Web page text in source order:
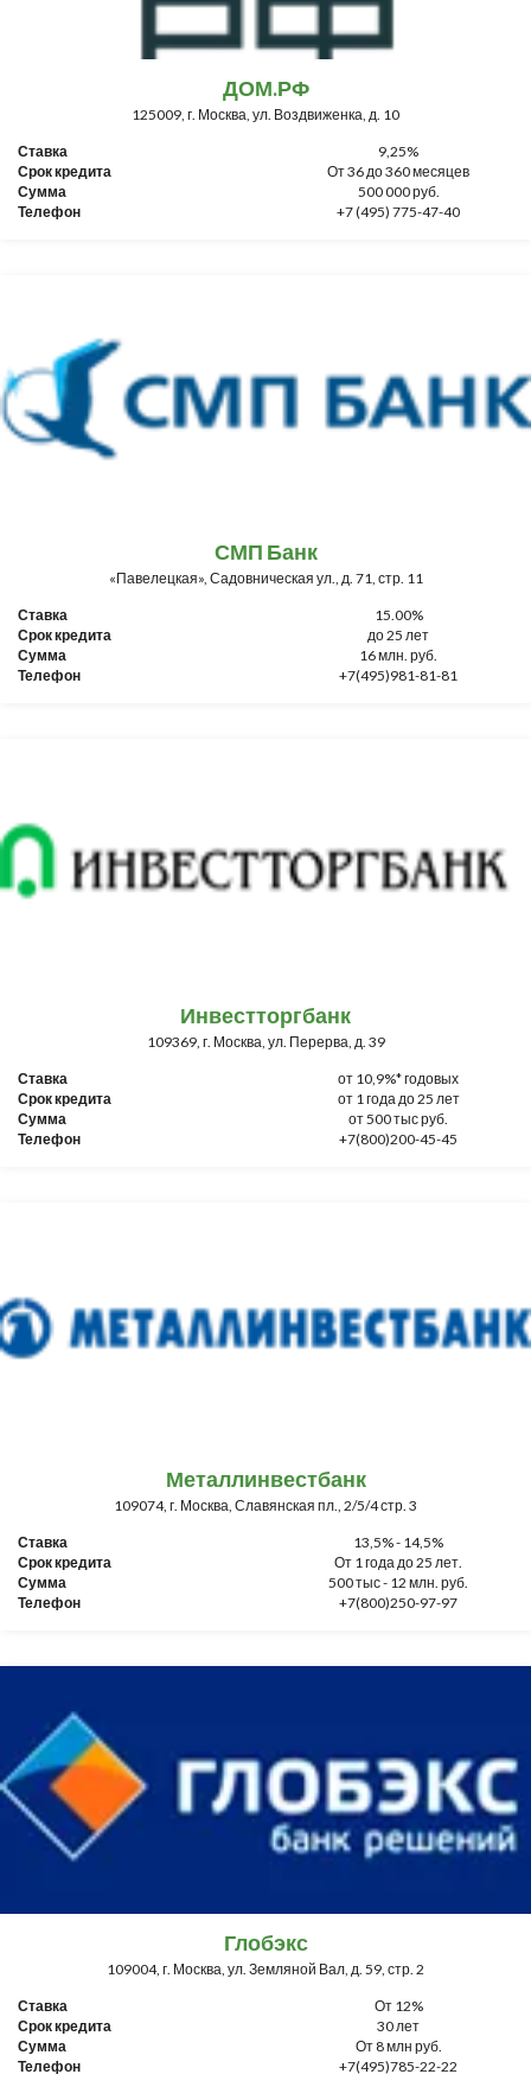
ДОМ.РФ
125009, г. Москва, ул. Воздвиженка, д. 10
Ставка
9,25%
Срок кредита
От 36 до 360 месяцев
Сумма
500 000 руб.
Телефон
+7 (495) 775-47-40
СМП Банк
«Павелецкая», Садовническая ул., д. 71, стр. 11
Ставка
15.00%
Срок кредита
до 25 лет
Сумма
16 млн. руб.
Телефон
+7(495)981-81-81
Инвестторгбанк
109369, г. Москва, ул. Перерва, д. 39
Ставка
от 10,9%* годовых
Срок кредита
от 1 года до 25 лет
Сумма
от 500 тыс руб.
Телефон
+7(800)200-45-45
Металлинвестбанк
109074, г. Москва, Славянская пл., 2/5/4 стр. 3
Ставка
13,5% - 14,5%
Срок кредита
От 1 года до 25 лет.
Сумма
500 тыс - 12 млн. руб.
Телефон
+7(800)250-97-97
Глобэкс
109004, г. Москва, ул. Земляной Вал, д. 59, стр. 2
Ставка
От 12%
Срок кредита
30 лет
Сумма
От 8 млн руб.
Телефон
+7(495)785-22-22